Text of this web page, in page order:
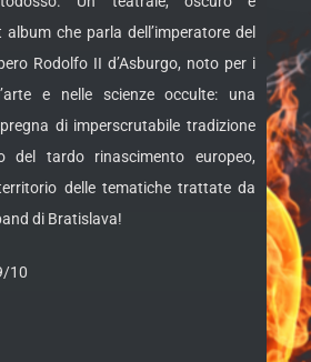
che parla dell’imperatore del
Rodolfo II d’Asburgo, noto per i
e nelle scienze occulte: una
di imperscrutabile tradizione
del tardo rinascimento europeo,
delle tematiche trattate da
di Bratislava!
10